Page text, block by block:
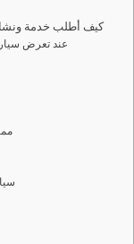
كيف أطلب خدمة
عند تعرض